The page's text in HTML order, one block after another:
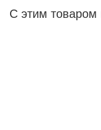
С этим товаром